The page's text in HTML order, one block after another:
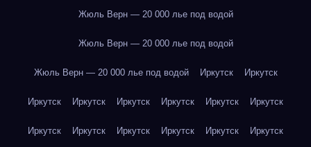
Жюль Верн — 20 000 лье под водой
Жюль Верн — 20 000 лье под водой
Жюль Верн — 20 000 лье под водой Иркутск Иркутск
Иркутск Иркутск Иркутск Иркутск Иркутск Иркутск
Иркутск Иркутск Иркутск Иркутск Иркутск Иркутск